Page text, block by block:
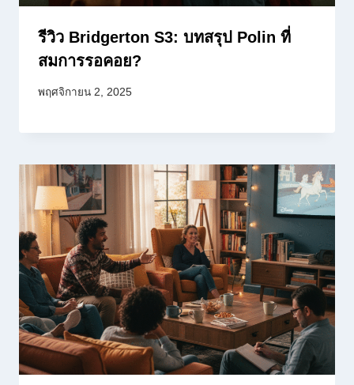
รีวิว Bridgerton S3: บทสรุป Polin ที่
สมการรอคอย?
พฤศจิกายน 2, 2025